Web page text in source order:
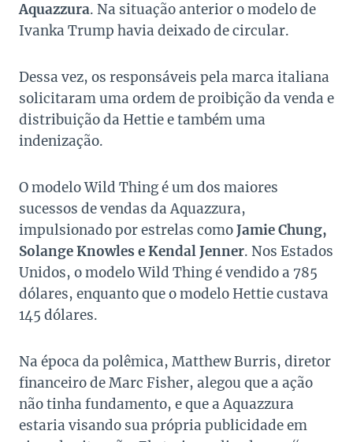
Aquazzura. Na situação anterior o modelo de
Ivanka Trump havia deixado de circular.
Dessa vez, os responsáveis pela marca italiana
solicitaram uma ordem de proibição da venda e
distribuição da Hettie e também uma
indenização.
O modelo Wild Thing é um dos maiores
sucessos de vendas da Aquazzura,
impulsionado por estrelas comoJamie Chung,
Solange Knowles e Kendal Jenner. Nos Estados
Unidos, o modelo Wild Thing é vendido a 785
dólares, enquanto que o modelo Hettie custava
145 dólares.
Na época da polêmica, Matthew Burris, diretor
financeiro de Marc Fisher, alegou que a ação
não tinha fundamento, e que a Aquazzura
estaria visando sua própria publicidade em